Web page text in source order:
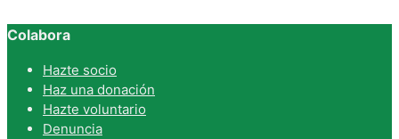
Colabora
Hazte socio
Haz una donación
Hazte voluntario
Denuncia